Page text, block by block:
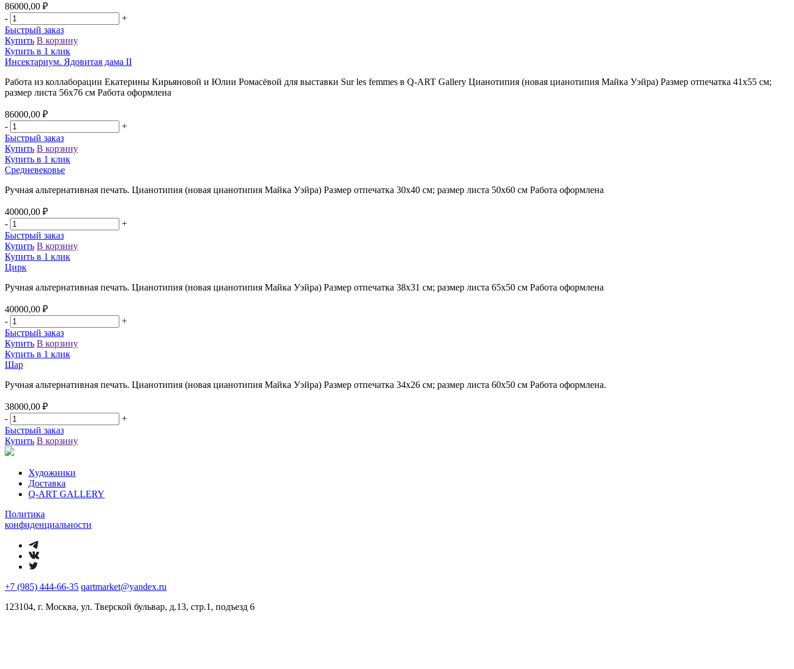
86000,00 ₽
-
+
Быстрый заказ
Купить В корзину
Купить в 1 клик
Инсектариум. Ядовитая дама II
Работа из коллаборации Екатерины Кирьяновой и Юлии Ромасёвой для выставки Sur les femmes в Q-ART Gallery Цианотипия (новая цианотипия Майка Уэйра) Размер отпечатка 41х55 см;
размер листа 56х76 см Работа оформлена
86000,00 ₽
-
+
Быстрый заказ
Купить В корзину
Купить в 1 клик
Средневековье
Ручная альтернативная печать. Цианотипия (новая цианотипия Майка Уэйра) Размер отпечатка 30х40 см; размер листа 50х60 см Работа оформлена
40000,00 ₽
-
+
Быстрый заказ
Купить В корзину
Купить в 1 клик
Цирк
Ручная альтернативная печать. Цианотипия (новая цианотипия Майка Уэйра) Размер отпечатка 38х31 см; размер листа 65х50 см Работа оформлена
40000,00 ₽
-
+
Быстрый заказ
Купить В корзину
Купить в 1 клик
Шар
Ручная альтернативная печать. Цианотипия (новая цианотипия Майка Уэйра) Размер отпечатка 34х26 см; размер листа 60х50 см Работа оформлена.
38000,00 ₽
-
+
Быстрый заказ
Купить В корзину
Художники
Доставка
Q-ART GALLERY
Политика
конфиденциальности
+7 (985) 444-66-35 qartmarket@yandex.ru
123104, г. Москва, ул. Тверской бульвар, д.13, стр.1, подъезд 6